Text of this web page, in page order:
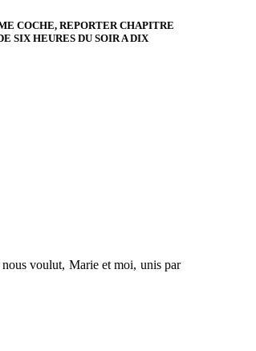
COCHE, REPORTER CHAPITRE
SIX HEURES DU SOIR A DIX
nous voulut, Marie et moi, unis par